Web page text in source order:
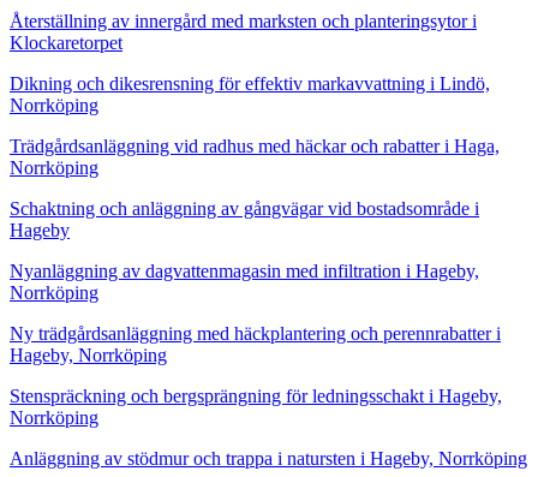
Återställning av innergård med marksten och planteringsytor i
Klockaretorpet
Dikning och dikesrensning för effektiv markavvattning i Lindö,
Norrköping
Trädgårdsanläggning vid radhus med häckar och rabatter i Haga,
Norrköping
Schaktning och anläggning av gångvägar vid bostadsområde i
Hageby
Nyanläggning av dagvattenmagasin med infiltration i Hageby,
Norrköping
Ny trädgårdsanläggning med häckplantering och perennrabatter i
Hageby, Norrköping
Stenspräckning och bergsprängning för ledningsschakt i Hageby,
Norrköping
Anläggning av stödmur och trappa i natursten i Hageby, Norrköping